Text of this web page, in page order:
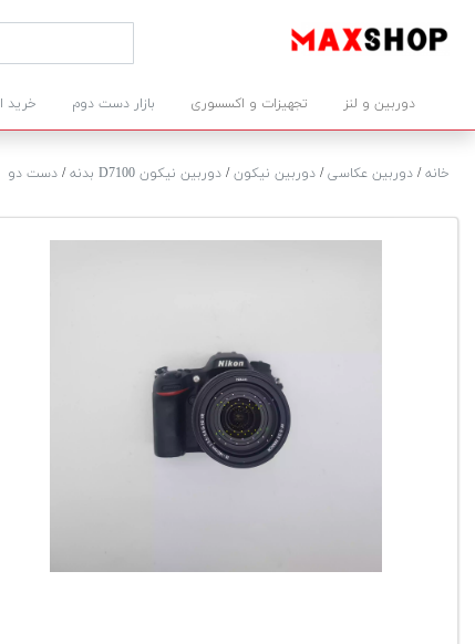
دوربین و لنز تجهیزات و اکسسوری بازار دست دوم خرید
خانه/ دوربین عکاسی/ دوربین نیکون/ دوربین نیکون D7100 بدنه / دست دو